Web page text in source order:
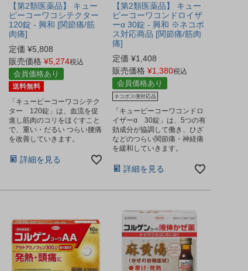
【第2類医薬品】 キュー
ピーコーワコシテクター
120錠 - 興和 [関節痛/筋
肉痛]
定価 ¥5,808
販売価格 ¥5,274税込
会員価格あり
送料無料
「キューピーコーワコシテク
ター 120錠」は、血流を促
進し筋肉のコリをほぐすこと
で、重い・だるい つらい腰痛
を改善していきます。
詳細を見る
【第2類医薬品】 キュー
ピーコーワコンドロイザ
ーα 30錠 - 興和 ※ネコポ
ス対応商品 [関節痛/筋肉
痛]
定価 ¥1,408
販売価格 ¥1,380税込
会員価格あり
ネコポス便対応品
「キューピーコーワコンドロ
イザーα 30錠」は、5つの有
効成分が協調して働き、ひざ
などのつらい関節痛・神経痛
を緩和していきます。
詳細を見る